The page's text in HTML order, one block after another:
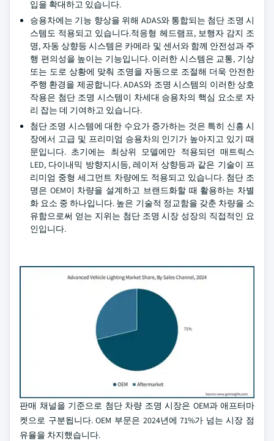
입을 확대하고 있습니다.
승용차에는 기능 향상을 위해 ADAS와 통합되는 첨단 조명 시
스템도 적용되고 있습니다.적응형 헤드램프, 보행자 감지 조
명, 자동 상향등 시스템은 카메라 및 센서와 함께 안전성과 주
행 편의성을 높이는 기능입니다. 이러한 시스템은 교통, 기상
또는 도로 상황에 맞춰 조명을 자동으로 조절해 더욱 안전한
주행 환경을 제공합니다. ADAS와 조명 시스템의 이러한 상호
작용은 첨단 조명 시스템이 차세대 승용차의 핵심 요소로 자
리 잡는 데 기여하고 있습니다.
첨단 조명 시스템에 대한 수요가 증가하는 것은 특히 신흥 시
장에서 고급 및 프리미엄 승용차의 인기가 높아지고 있기 때
문입니다. 초기에는 최상위 모델에만 적용되던 매트릭스
LED, 다이내믹 방향지시등, 레이저 상향등과 같은 기술이 프
리미엄 중형 세그먼트 차량에도 적용되고 있습니다. 첨단 조
명은 OEM이 차량을 설계하고 브랜드화할 때 활용하는 차별
화 요소 중 하나입니다. 높은 기술적 정교함을 갖춘 차량을 소
유함으로써 얻는 지위는 첨단 조명 시장 성장의 직접적인 요
인입니다.
판매 채널을 기준으로 첨단 차량 조명 시장은 OEM과 애프터마
켓으로 구분됩니다. OEM 부문은 2024년에 71%가 넘는 시장 점
유율을 차지했습니다.